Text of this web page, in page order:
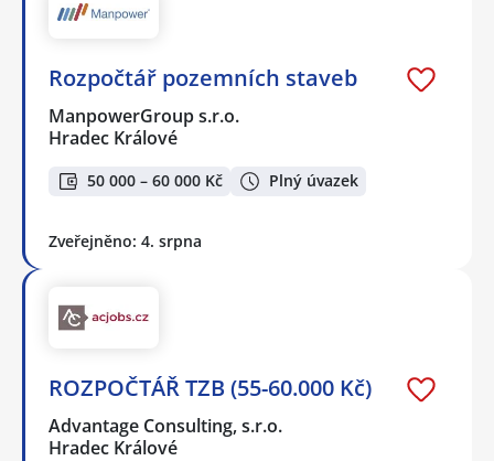
Rozpočtář pozemních staveb
ManpowerGroup s.r.o.
Hradec Králové
50 000 – 60 000 Kč Plný úvazek
Zveřejněno: 4. srpna
ROZPOČTÁŘ TZB (55-60.000 Kč)
Advantage Consulting, s.r.o.
Hradec Králové